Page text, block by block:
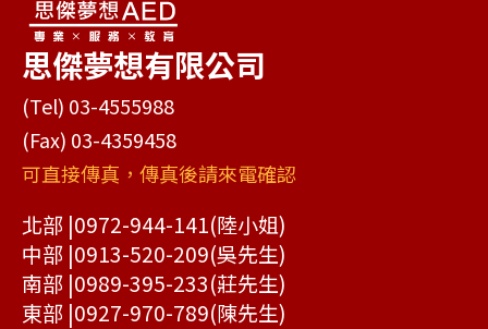
思傑夢想有限公司
(Tel) 03-4555988
(Fax) 03-4359458
可直接傳真，傳真後請來電確認
北部 |0972-944-141(陸小姐)
中部 |0913-520-209(吳先生)
南部 |0989-395-233(莊先生)
東部 |0927-970-789(陳先生)